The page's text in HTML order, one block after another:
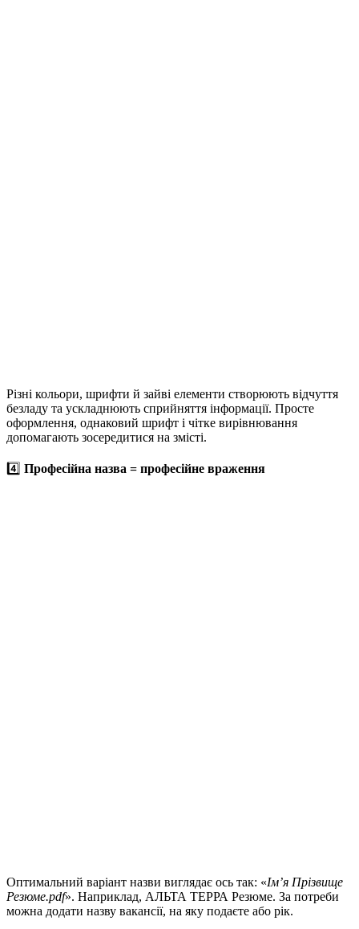
Різні кольори, шрифти й зайві елементи створюють відчуття
безладу та ускладнюють сприйняття інформації. Просте
оформлення, однаковий шрифт і чітке вирівнювання
допомагають зосередитися на змісті.
4️⃣ Професійна назва = професійне враження
Оптимальний варіант назви виглядає ось так: «Ім’я Прізвище
Резюме.pdf». Наприклад, АЛЬТА ТЕРРА Резюме. За потреби
можна додати назву вакансії, на яку подаєте або рік.